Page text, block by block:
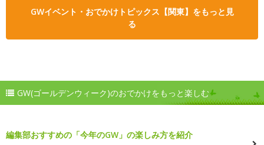
GWイベント・おでかけトピックス【関東】をもっと見
る
GW(ゴールデンウィーク)のおでかけをもっと楽しむ
編集部おすすめの「今年のGW」の楽しみ方を紹介